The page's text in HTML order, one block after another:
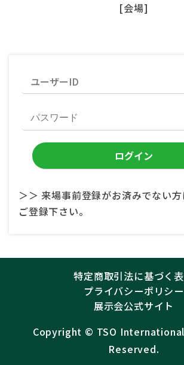
[会場]
＞＞ 来場事前登録がお済みでない
ご登録下さい。
特定商取引法に基づく
プライバシーポリシー
展示会公式サイト
Copyright ©︎ TSO International
Reserved.